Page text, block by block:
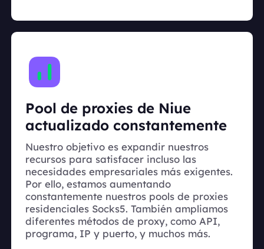
Pool de proxies de Niue
actualizado constantemente
Nuestro objetivo es expandir nuestros
recursos para satisfacer incluso las
necesidades empresariales más exigentes.
Por ello, estamos aumentando
constantemente nuestros pools de proxies
residenciales Socks5. También ampliamos
diferentes métodos de proxy, como API,
programa, IP y puerto, y muchos más.